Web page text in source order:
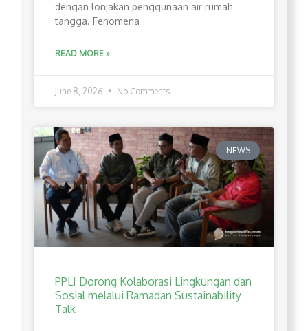
dengan lonjakan penggunaan air rumah
tangga. Fenomena
READ MORE »
June 8, 2026 No Comments
NEWS
PPLI Dorong Kolaborasi Lingkungan dan
Sosial melalui Ramadan Sustainability
Talk